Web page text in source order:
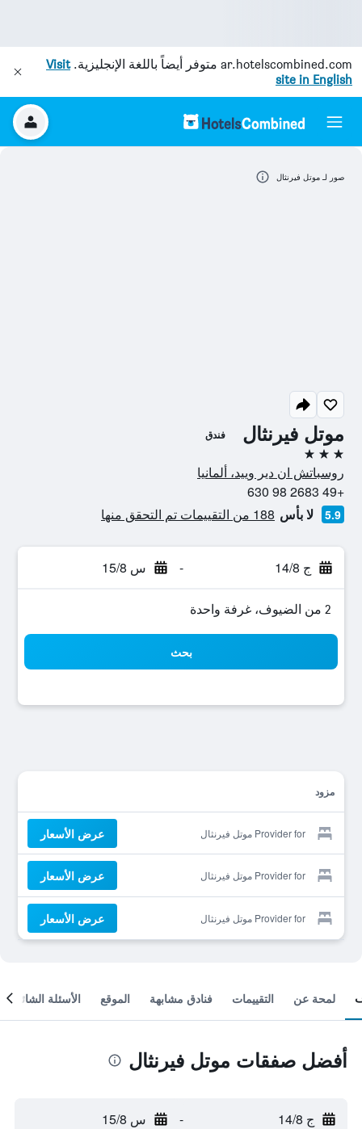
ar.hotelscombined.com متوفر أيضاً باللغة الإنجليزية.Visit
site in English
موتل فيرنثال فندق
3 نجوم
روسباتش ان دير وييد، ألمانيا
+49 2683 98 630
5.9 لا بأس 188 من التقييمات تم التحقق منها
ج 14/8 - س 15/8
2 من الضيوف، غرفة واحدة
بحث
مزود
Provider for موتل فيرنثال عرض الأسعار
Provider for موتل فيرنثال عرض الأسعار
Provider for موتل فيرنثال عرض الأسعار
صور لـ موتل فيرنثال
لمحة عن التقييمات فنادق مشابهة الموقع الأسئلة الشائعة
أفضل صفقات موتل فيرنثال
ج 14/8 - س 15/8